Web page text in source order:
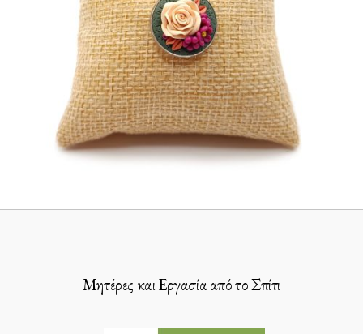
Μητέρες και Εργασία από το Σπίτι